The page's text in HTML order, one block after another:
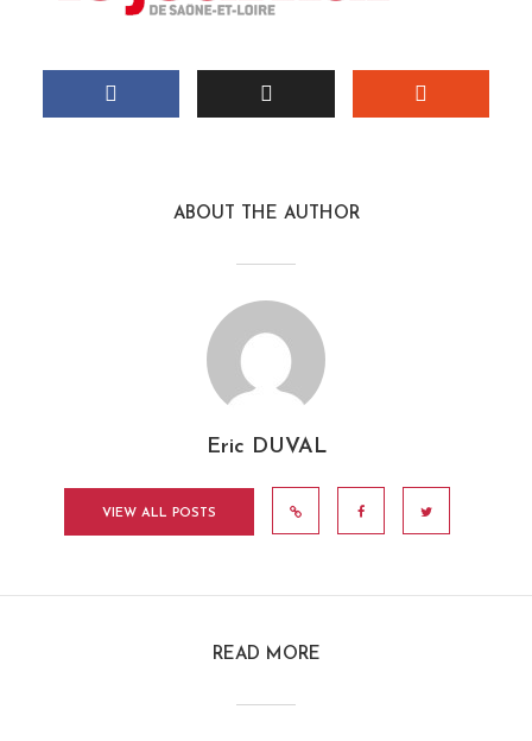
ABOUT THE AUTHOR
Eric DUVAL
VIEW ALL POSTS
READ MORE